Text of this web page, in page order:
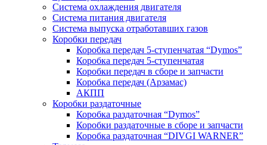
Система охлаждения двигателя
Система питания двигателя
Система выпуска отработавших газов
Коробки передач
Коробка передач 5-ступенчатая “Dymos”
Коробка передач 5-ступенчатая
Коробки передач в сборе и запчасти
Коробка передач (Арзамас)
АКПП
Коробки раздаточные
Коробка раздаточная “Dymos”
Коробки раздаточные в сборе и запчасти
Коробка раздаточная “DIVGI WARNER”